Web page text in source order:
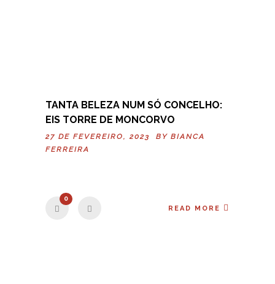
TANTA BELEZA NUM SÓ CONCELHO:
EIS TORRE DE MONCORVO
27 DE FEVEREIRO, 2023 BY BIANCA
FERREIRA
0
READ MORE